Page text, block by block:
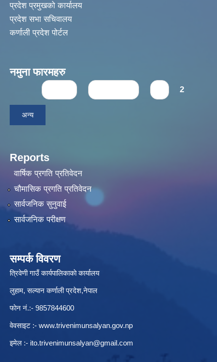
प्रदेश प्रमुखको कार्यालय
प्रदेश सभा सचिवालय
कर्णाली प्रदेश पोर्टल
नमुना फारमहरु
Pages 2
अन्य
Reports
वार्षिक प्रगति प्रतिवेदन
चौमासिक प्रगति प्रतिवेदन
सार्वजनिक सुनुवाई
सार्वजनिक परीक्षण
सम्पर्क विवरण
त्रिवेणी गाउँ कार्यपालिकाकाे कार्यालय
लुहाम, सल्यान कर्णाली प्रदेश,नेपाल
फाेन नं.:- 9857844600
वेवसाइट :- www.trivenimunsalyan.gov.np
इमेल :- ito.trivenimunsalyan@gmail.com